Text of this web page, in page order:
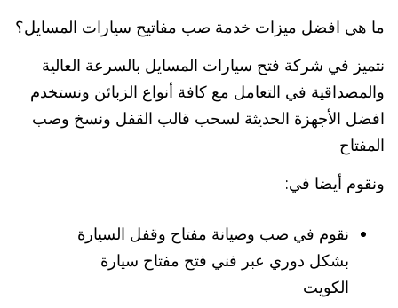
ما هي افضل ميزات خدمة صب مفاتيح سيارات المسايل؟
نتميز في شركة فتح سيارات المسايل بالسرعة العالية
والمصداقية في التعامل مع كافة أنواع الزبائن ونستخدم
افضل الأجهزة الحديثة لسحب قالب القفل ونسخ وصب
المفتاح
ونقوم أيضا في:
نقوم في صب وصيانة مفتاح وقفل السيارة
بشكل دوري عبر فني فتح مفتاح سيارة
الكويت